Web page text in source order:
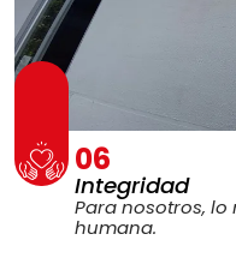
06
Integridad
Para nosotros,
humana.